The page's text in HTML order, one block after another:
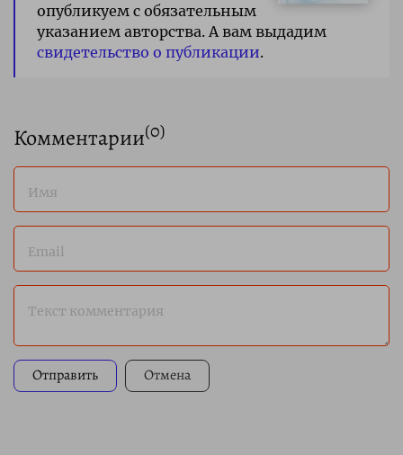
опубликуем с обязательным
указанием авторства. А вам выдадим
свидетельство о публикации.
Комментарии(0)
Имя
Email
Текст комментария
Отправить Отмена